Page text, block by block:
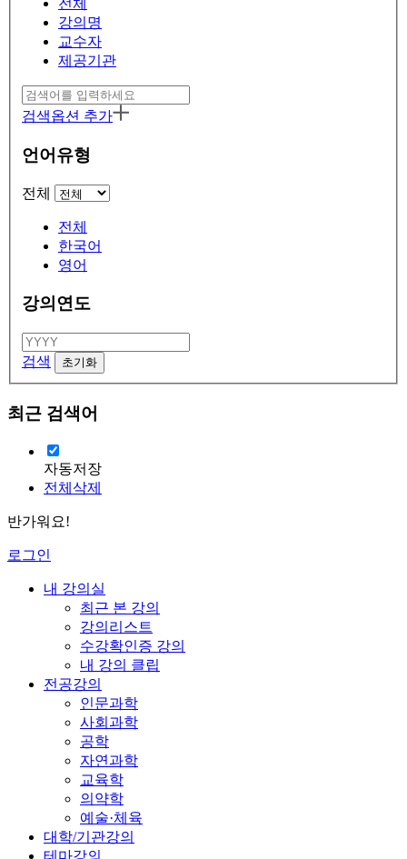
전체
강의명
교수자
제공기관
검색옵션 추가
언어유형
전체
전체
한국어
영어
강의연도
검색
최근 검색어
자동저장
전체삭제
반가워요!
로그인
내 강의실
최근 본 강의
강의리스트
수강확인증 강의
내 강의 클립
전공강의
인문과학
사회과학
공학
자연과학
교육학
의약학
예술·체육
대학/기관강의